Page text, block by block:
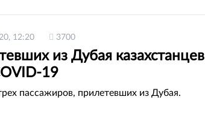
12:20 3700
из Дубая казахстанцев
19
пассажиров, прилетевших из Дубая.